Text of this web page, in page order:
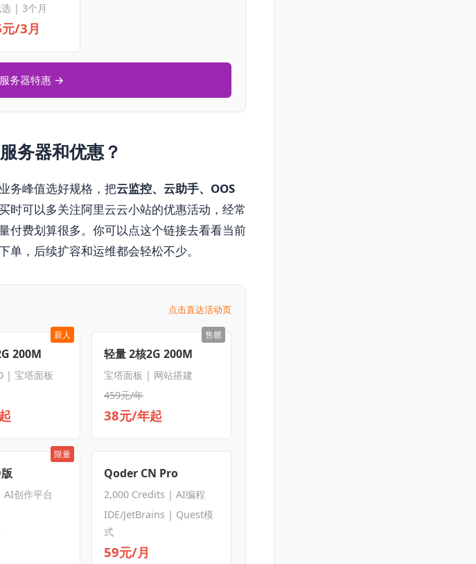
| 3个月
/3月
务器特惠 →
务器和优惠？
务峰值选好规格，把云监控、云助手、OOS
时可以多关注阿里云云小站的优惠活动，经常
付费划算很多。你可以点这个链接去看看当前
单，后续扩容和运维都会轻松不少。
点击直达活动页
新人
200M
| 宝塔面板
售罄
轻量 2核2G 200M
宝塔面板 | 网站搭建
459元/年
38元/年起
限量
创作平台
Qoder CN Pro
2,000 Credits | AI编程
IDE/JetBrains | Quest模
式
59元/月